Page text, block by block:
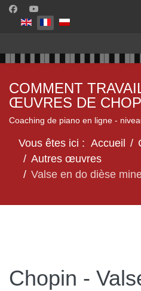
Sélectionnez votre langue
COMMENT
ŒUVRES DE
Coaching de piano en ligne -
Vous êtes ici : Accueil
Autres œuvres
Valse en do dièse
Chopin -